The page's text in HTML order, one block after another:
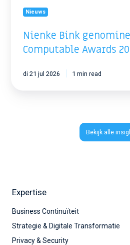
Nieuws
Nienke Bink
Computable Awards
di 21 jul 2026 1 min read
Bekijk alle
Expertise
Business Continuïteit
Strategie & Digitale Transformatie
Privacy & Security